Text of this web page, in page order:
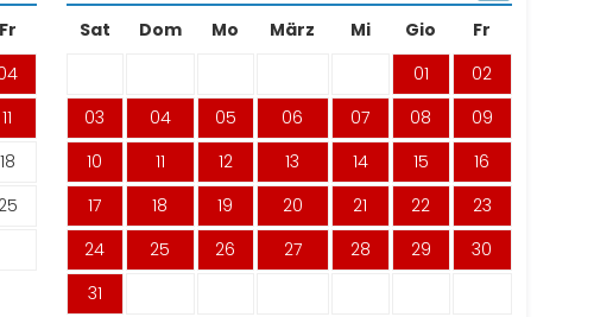
Fr
11
18
25
Sat Dom Mo März Mi Gio
Fr
01
02
03
04 05 06 07 08
09
10
11 12 13 14 15
16
17
18 19 20 21 22
23
24
25 26 27 28 29
30
31